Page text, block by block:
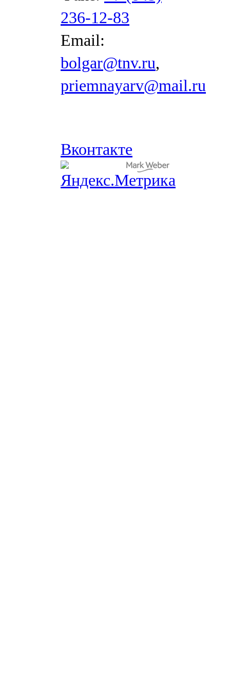
236-12-83
Email:
bolgar@tnv.ru,
priemnayarv@mail.ru
Вконтакте